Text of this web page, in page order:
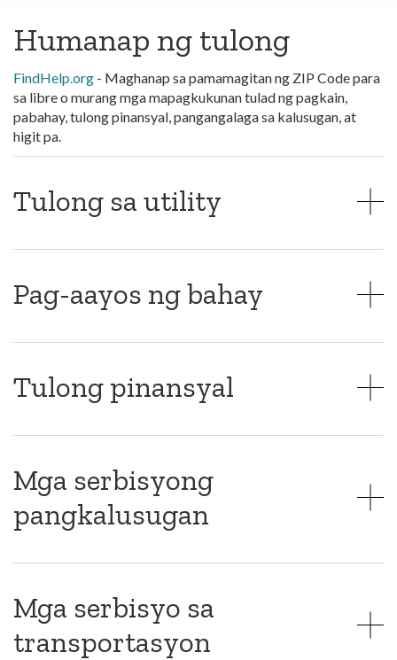
Humanap ng tulong
FindHelp.org - Maghanap sa pamamagitan ng ZIP Code para
sa libre o murang mga mapagkukunan tulad ng pagkain,
pabahay, tulong pinansyal, pangangalaga sa kalusugan, at
higit pa.
Tulong sa utility
Pag-aayos ng bahay
Tulong pinansyal
Mga serbisyong
pangkalusugan
Mga serbisyo sa
transportasyon